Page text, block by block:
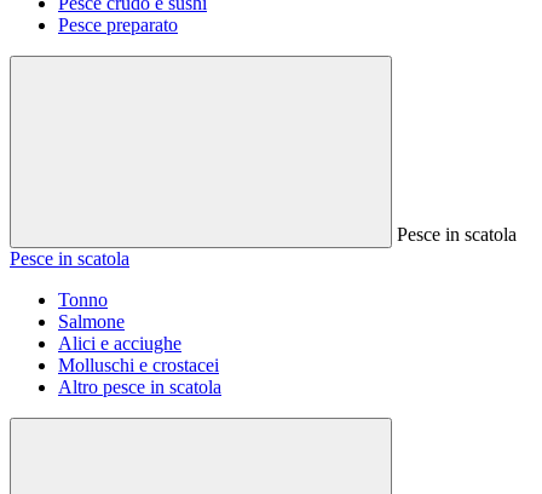
Pesce preparato
Pesce in scatola
Pesce in scatola
Tonno
Salmone
Alici e acciughe
Molluschi e crostacei
Altro pesce in scatola